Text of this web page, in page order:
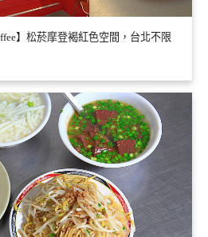
】松菸摩登褐紅色空間，台北不限